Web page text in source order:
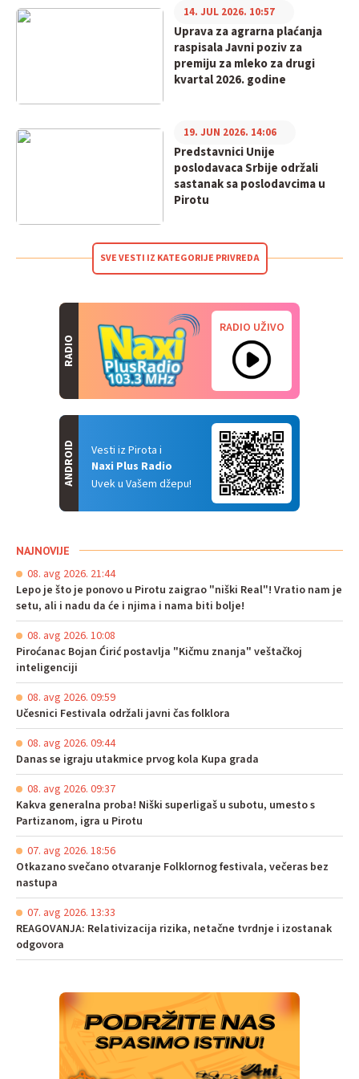
Uprava za agrarna plaćanja
raspisala Javni poziv za
premiju za mleko za drugi
kvartal 2026. godine
14. JUL 2026. 10:57
Predstavnici Unije
poslodavaca Srbije održali
sastanak sa poslodavcima u
Pirotu
19. JUN 2026. 14:06
SVE VESTI IZ KATEGORIJE PRIVREDA
RADIO
RADIO UŽIVO
Vesti iz Pirota i
Naxi Plus Radio
Uvek u Vašem džepu!
ANDROID
NAJNOVIJE
08. avg 2026. 21:44
Lepo je što je ponovo u Pirotu zaigrao "niški Real"! Vratio nam je
setu, ali i nadu da će i njima i nama biti bolje!
08. avg 2026. 10:08
Piroćanac Bojan Ćirić postavlja "Kičmu znanja" veštačkoj
inteligenciji
08. avg 2026. 09:59
Učesnici Festivala održali javni čas folklora
08. avg 2026. 09:44
Danas se igraju utakmice prvog kola Kupa grada
08. avg 2026. 09:37
Kakva generalna proba! Niški superligaš u subotu, umesto s
Partizanom, igra u Pirotu
07. avg 2026. 18:56
Otkazano svečano otvaranje Folklornog festivala, večeras bez
nastupa
07. avg 2026. 13:33
REAGOVANJA: Relativizacija rizika, netačne tvrdnje i izostanak
odgovora